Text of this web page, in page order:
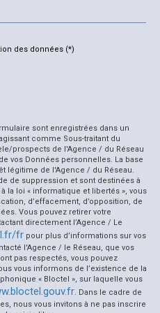
48,26 %
15,15 %
11,92 %
25,86 %
des données (*)
sont enregistrées dans un
comme Sous-traitant du
prospects de l'Agence / du Réseau
vos Données personnelles. La base
légitime de l'Agence / du Réseau.
de suppression et sont destinées à
la loi « informatique et libertés », vous
d’effacement, d’opposition, de
Vous pouvez retirer votre
directement l’Agence / Le
fr pour plus d’informations sur vos
l'Agence / le Réseau, que vos
pas respectés, vous pouvez
vous informons de l’existence de la
« Bloctel », sur laquelle vous
. Dans le cadre de
nous vous invitons à ne pas inscrire